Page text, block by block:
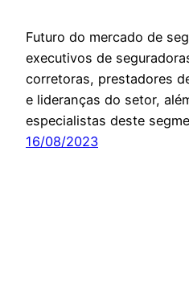
Futuro do mercado de
executivos de
corretoras, prestadores
e lideranças do setor,
especialistas deste
16/08/2023